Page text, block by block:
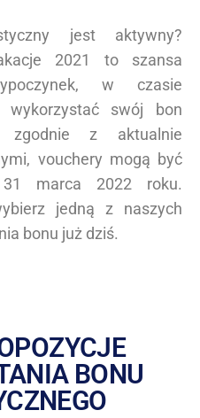
jest aktywny?
2021 to szansa
w czasie
wykorzystać swój bon
zgodnie z aktualnie
vouchery mogą być
marca 2022 roku.
jedną z naszych
bonu już dziś.
BONU